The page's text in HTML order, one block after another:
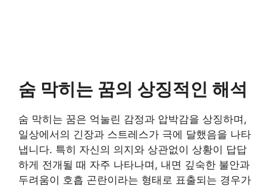
숨 막히는 꿈의 상징적인 해석
숨 막히는 꿈은 억눌린 감정과 압박감을 상징하며,
일상에서의 긴장과 스트레스가 극에 달했음을 나타
냅니다. 특히 자신의 의지와 상관없이 상황이 답답
하게 전개될 때 자주 나타나며, 내면 깊숙한 불안과
두려움이 호흡 곤란이라는 형태로 표출되는 경우가